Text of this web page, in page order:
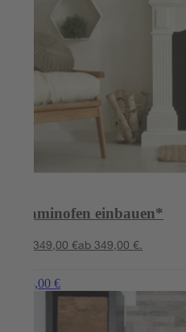
Kaminofen einbauen*
ab 349,00 €ab 349,00 €.
ab 998,00 €